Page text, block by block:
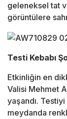
geleneksel tat
görüntülere
Testi Kebabı
Etkinliğin en
Valisi Mehmet
yaşandı. Testiyi
meydanda